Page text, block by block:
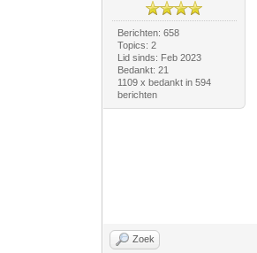
Berichten: 658
Topics: 2
Lid sinds: Feb 2023
Bedankt: 21
1109 x bedankt in 594
berichten
Zoek